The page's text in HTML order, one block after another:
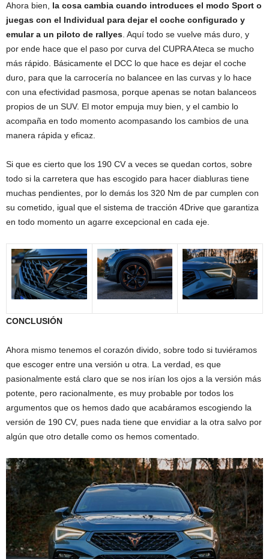
Ahora bien, la cosa cambia cuando introduces el modo Sport o
juegas con el Individual para dejar el coche configurado y
emular a un piloto de rallyes. Aquí todo se vuelve más duro, y
por ende hace que el paso por curva del CUPRA Ateca se mucho
más rápido. Básicamente el DCC lo que hace es dejar el coche
duro, para que la carrocería no balancee en las curvas y lo hace
con una efectividad pasmosa, porque apenas se notan balanceos
propios de un SUV. El motor empuja muy bien, y el cambio lo
acompaña en todo momento acompasando los cambios de una
manera rápida y eficaz.
Si que es cierto que los 190 CV a veces se quedan cortos, sobre
todo si la carretera que has escogido para hacer diabluras tiene
muchas pendientes, por lo demás los 320 Nm de par cumplen con
su cometido, igual que el sistema de tracción 4Drive que garantiza
en todo momento un agarre excepcional en cada eje.
CONCLUSIÓN
Ahora mismo tenemos el corazón divido, sobre todo si tuviéramos
que escoger entre una versión u otra. La verdad, es que
pasionalmente está claro que se nos irían los ojos a la versión más
potente, pero racionalmente, es muy probable por todos los
argumentos que os hemos dado que acabáramos escogiendo la
versión de 190 CV, pues nada tiene que envidiar a la otra salvo por
algún que otro detalle como os hemos comentado.